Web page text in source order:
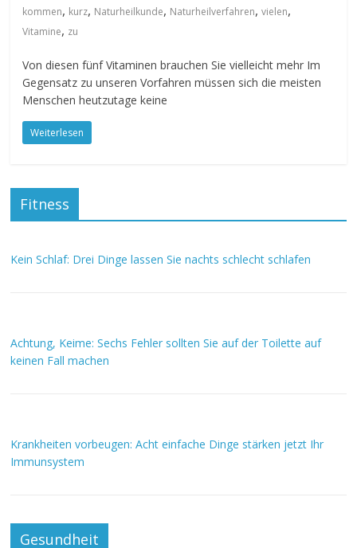
kommen, kurz, Naturheilkunde, Naturheilverfahren,vielen,
Vitamine, zu
Von diesen fünf Vitaminen brauchen Sie vielleicht mehr Im
Gegensatz zu unseren Vorfahren müssen sich die meisten
Menschen heutzutage keine
Weiterlesen
Fitness
Kein Schlaf: Drei Dinge lassen Sie nachts schlecht schlafen
Achtung, Keime: Sechs Fehler sollten Sie auf der Toilette auf
keinen Fall machen
Krankheiten vorbeugen: Acht einfache Dinge stärken jetzt Ihr
Immunsystem
Gesundheit